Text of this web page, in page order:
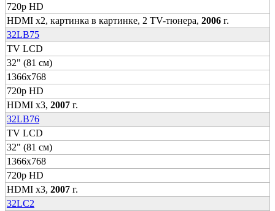
720p HD
HDMI x2, картинка в картинке, 2 TV-тюнера, 2006 г.
32LB75
TV LCD
32" (81 см)
1366x768
720p HD
HDMI x3, 2007 г.
32LB76
TV LCD
32" (81 см)
1366x768
720p HD
HDMI x3, 2007 г.
32LC2